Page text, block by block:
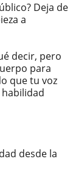
Deja de
a
decir, pero
para
que tu voz
desde la